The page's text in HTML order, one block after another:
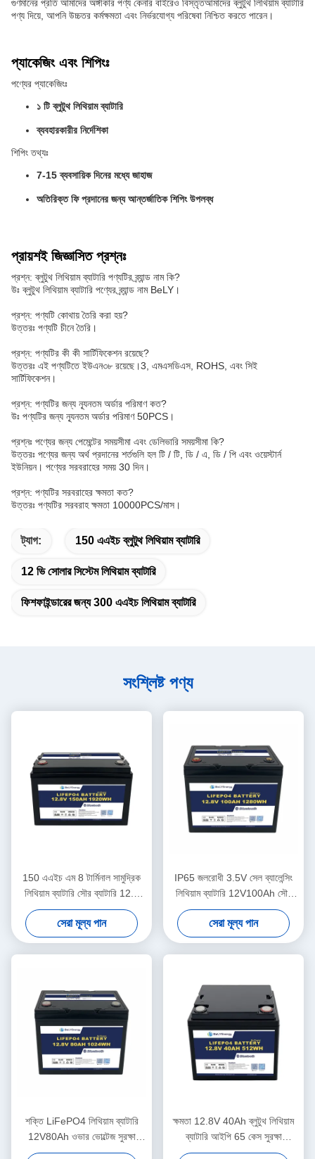
গুণমানের প্রতি আমাদের অঙ্গীকার পণ্য কেনার বাইরেও বিস্তৃতআমাদের ব্লুটুথ লিথিয়াম ব্যাটারি
পণ্য দিয়ে, আপনি উচ্চতর কর্মক্ষমতা এবং নির্ভরযোগ্য পরিষেবা নিশ্চিত করতে পারেন।
প্যাকেজিং এবং শিপিংঃ
পণ্যের প্যাকেজিংঃ
১ টি ব্লুটুথ লিথিয়াম ব্যাটারি
ব্যবহারকারীর নির্দেশিকা
শিপিং তথ্যঃ
7-15 ব্যবসায়িক দিনের মধ্যে জাহাজ
অতিরিক্ত ফি প্রদানের জন্য আন্তর্জাতিক শিপিং উপলব্ধ
প্রায়শই জিজ্ঞাসিত প্রশ্নঃ
প্রশ্ন: ব্লুটুথ লিথিয়াম ব্যাটারি পণ্যটির ব্র্যান্ড নাম কি?
উঃ ব্লুটুথ লিথিয়াম ব্যাটারি পণ্যের ব্র্যান্ড নাম BeLY।
প্রশ্ন: পণ্যটি কোথায় তৈরি করা হয়?
উত্তরঃ পণ্যটি চীনে তৈরি।
প্রশ্ন: পণ্যটির কী কী সার্টিফিকেশন রয়েছে?
উত্তরঃ এই পণ্যটিতে ইউএন৩৮ রয়েছে।3, এমএসডিএস, ROHS, এবং সিই
সার্টিফিকেশন।
প্রশ্ন: পণ্যটির জন্য ন্যূনতম অর্ডার পরিমাণ কত?
উঃ পণ্যটির জন্য ন্যূনতম অর্ডার পরিমাণ 50PCS।
প্রশ্নঃ পণ্যের জন্য পেমেন্টের সময়সীমা এবং ডেলিভারি সময়সীমা কি?
উত্তরঃ পণ্যের জন্য অর্থ প্রদানের শর্তগুলি হল টি / টি, ডি / এ, ডি / পি এবং ওয়েস্টার্ন
ইউনিয়ন। পণ্যের সরবরাহের সময় 30 দিন।
প্রশ্ন: পণ্যটির সরবরাহের ক্ষমতা কত?
উত্তরঃ পণ্যটির সরবরাহ ক্ষমতা 10000PCS/মাস।
ট্যাগ: 150 এএইচ ব্লুটুথ লিথিয়াম ব্যাটারি
12 ভি সোলার সিস্টেম লিথিয়াম ব্যাটারি
ফিশফাইন্ডারের জন্য 300 এএইচ লিথিয়াম ব্যাটারি
সংশ্লিষ্ট পণ্য
150 এএইচ এম 8 টার্মিনাল সামুদ্রিক
লিথিয়াম ব্যাটারি সৌর ব্যাটারি 12.8
ভোল্ট এবিএস কেস
সেরা মূল্য পান
IP65 জলরোধী 3.5V সেল ব্যালেন্সিং
লিথিয়াম ব্যাটারি 12V100Ah সৌর
ব্যাটারি লিথিয়াম
সেরা মূল্য পান
শক্তি LiFePO4 লিথিয়াম ব্যাটারি
12V80Ah ওভার ভোল্টেজ সুরক্ষা
14.6V
ক্ষমতা 12.8V 40Ah ব্লুটুথ লিথিয়াম
ব্যাটারি আইপি 65 কেস সুরক্ষা
512Wh শক্তি